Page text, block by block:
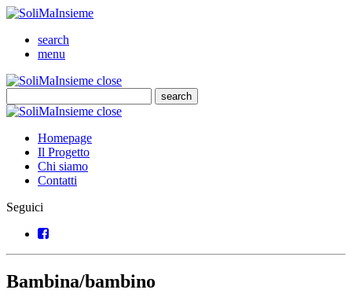
SoliMaInsieme
search
menu
SoliMaInsieme
closeClose
search
Cerca
SoliMaInsieme
closeClose
Homepage
Il Progetto
Chi siamo
Contatti
Seguici
Facebook
Bambina/bambino